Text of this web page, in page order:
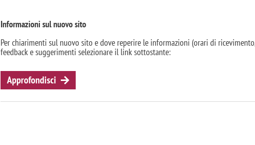
Informazioni sul nuovo sito
Per chiarimenti sul nuovo sito e dove reperire le informazioni (orari di
feedback e suggerimenti selezionare il link sottostante:
Approfondisci